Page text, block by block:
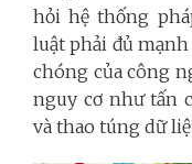
hỏi hệ thống
luật phải đủ
chóng của công
nguy cơ như tấn
và thao túng dữ